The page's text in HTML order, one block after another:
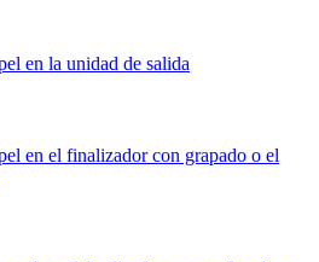
en la unidad de salida
en el finalizador con grapado o el